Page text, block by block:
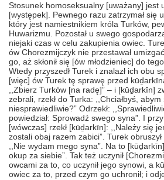
Stosunek homoseksualny [uważany] jest
[występek]. Pewnego razu zatrzymał się
który jest namiestnikiem króla Turków,
Huwarizmu. Pozostał u swego
niejaki czas w celu zakupienia owiec.
ów Chorezmijczyk nie przestawał
go, aż skłonił się [ów młodzieniec] do
Wtedy przyszedł Turek i znalazł ich obu
[więc] ów Turek tę sprawę przed
,,Zbierz Turków [na radę]” – i [kūḏarkīn]
zebrali, rzekł do Turka: ,,Chciałbyś,
niesprawiedliwie?” Odrzekł:
powiedział: Sprowadź swego syna”. I
[wówczas] rzekł [kūḏarkīn]: ,,Należy się
zostali obaj razem zabici”. Turek
,,Nie wydam mego syna”. Na to
okup za siebie”. Tak też uczynił
owcami za to, co uczynił jego synowi, a
owiec za to, przed czym go uchronił; i